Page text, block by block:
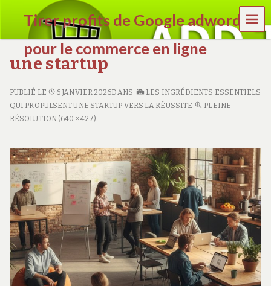
Tirer profits de Google adwords
pour le commerce en ligne
e
l
i
g
c
o
m
m
e
r
c
e
.
c
o
m
MEN
U
une startup
PUBLIÉ LE 6 JANVIER 2026DANS
LES INGRÉDIENTS ESSENTIELS
QUI PROPULSENT UNE STARTUP VERS LA RÉUSSITE
PLEINE
RÉSOLUTION (640 × 427)